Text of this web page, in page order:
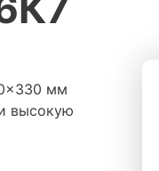
мм
высокую